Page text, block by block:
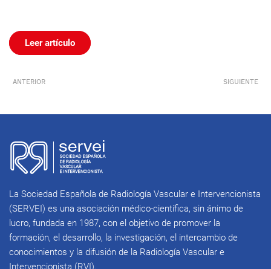
Leer artículo
ANTERIOR SIGUIENTE
La Sociedad Española de Radiología Vascular e Intervencionista
(SERVEI) es una asociación médico-científica, sin ánimo de
lucro, fundada en 1987, con el objetivo de promover la
formación, el desarrollo, la investigación, el intercambio de
conocimientos y la difusión de la Radiología Vascular e
Intervencionista (RVI).